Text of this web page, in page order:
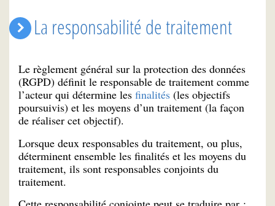
La responsabilité de traitement
Le règlement général sur la protection des données
(RGPD) définit le responsable de traitement comme
l’acteur qui détermine les finalités (les objectifs
poursuivis) et les moyens d’un traitement (la façon
de réaliser cet objectif).
Lorsque deux responsables du traitement, ou plus,
déterminent ensemble les finalités et les moyens du
traitement, ils sont responsables conjoints du
traitement.